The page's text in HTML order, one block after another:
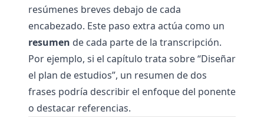
resúmenes breves debajo de cada
encabezado. Este paso extra actúa como un
resumen de cada parte de la transcripción.
Por ejemplo, si el capítulo trata sobre “Diseñar
el plan de estudios”, un resumen de dos
frases podría describir el enfoque del ponente
o destacar referencias.